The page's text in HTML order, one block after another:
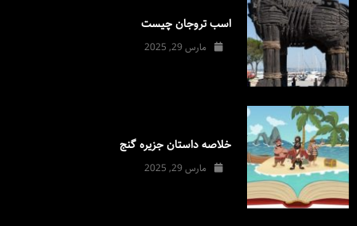
اسب تروجان چیست
مارس 29, 2025
خلاصه داستان جزیره گنج
مارس 29, 2025